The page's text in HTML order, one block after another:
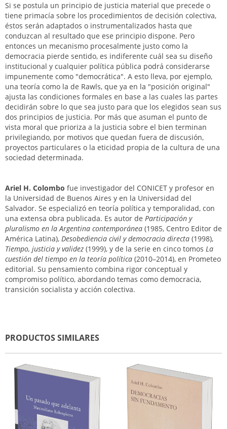
Si se postula un principio de justicia material que precede o
tiene primacía sobre los procedimientos de decisión colectiva,
éstos serán adaptados o instrumentalizados hasta que
conduzcan al resultado que ese principio dispone. Pero
entonces un mecanismo procesalmente justo como la
democracia pierde sentido, es indiferente cuál sea su diseño
institucional y cualquier política pública podrá considerarse
impunemente como "democrática". A esto lleva, por ejemplo,
una teoría como la de Rawls, que ya en la "posición original"
ajusta las condiciones formales en base a las cuales las partes
decidirán sobre lo que sea justo para que los elegidos sean sus
dos principios de justicia. Por más que asuman el punto de
vista moral que prioriza a la justicia sobre el bien terminan
privilegiando, por motivos que quedan fuera de discusión,
proyectos particulares o la eticidad propia de la cultura de una
sociedad determinada.
Ariel H. Colombo fue investigador del CONICET y profesor en
la Universidad de Buenos Aires y en la Universidad del
Salvador. Se especializó en teoría política y temporalidad, con
una extensa obra publicada. Es autor de Participación y
pluralismo en la Argentina contemporánea (1985, Centro Editor de
América Latina), Desobediencia civil y democracia directa (1998),
Tiempo, justicia y validez (1999), y de la serie en cinco tomos La
cuestión del tiempo en la teoría política (2010–2014), en Prometeo
editorial. Su pensamiento combina rigor conceptual y
compromiso político, abordando temas como democracia,
transición socialista y acción colectiva.
PRODUCTOS SIMILARES